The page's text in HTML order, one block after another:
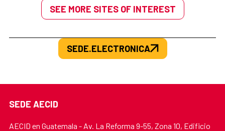
SEE MORE SITES OF INTEREST
SEDE.ELECTRONICA
SEDE AECID
AECID en Guatemala - Av. La Reforma 9-55, Zona 10, Edificio